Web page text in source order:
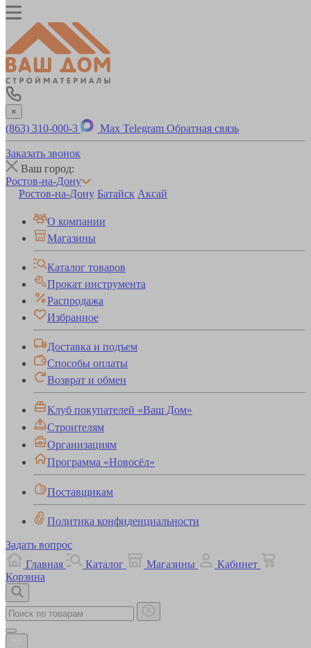
×
(863) 310-000-3 Max Telegram Обратная связь
Заказать звонок
Ваш город:
Ростов-на-Дону
Ростов-на-Дону Батайск Аксай
О компании
Магазины
Каталог товаров
Прокат инструмента
Распродажа
Избранное
Доставка и подъем
Способы оплаты
Возврат и обмен
Клуб покупателей «Ваш Дом»
Строителям
Организациям
Программа «Новосёл»
Поставщикам
Политика конфиденциальности
Задать вопрос
Главная
Каталог Магазины
Кабинет
Корзина